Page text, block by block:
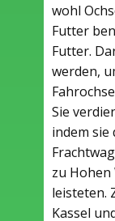
wohl
Futter
Futter.
werden,
Sie
indem sie
zu Hohen
leisteten.
Kassel